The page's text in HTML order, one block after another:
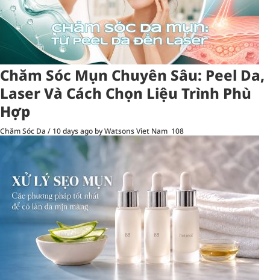
Chăm Sóc Mụn Chuyên Sâu: Peel Da,
Laser Và Cách Chọn Liệu Trình Phù
Hợp
Chăm Sóc Da / 10 days ago by Watsons Viet Nam 108